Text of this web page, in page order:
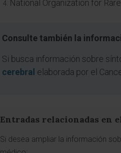
National Organization for
Consulte también la
Si busca información sobre
cerebral elaborada por el
Entradas relacionadas en
Si desea ampliar la información